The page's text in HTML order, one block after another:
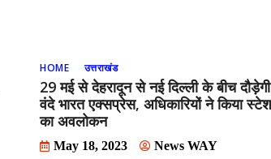
HOME उत्तराखंड
29 मई से देहरादून से नई दिल्ली के बीच दौड़ेगी
वंदे भारत एक्सप्रेस, अधिकारियों ने किया
का अवलोकन
May 18, 2023 News WAY